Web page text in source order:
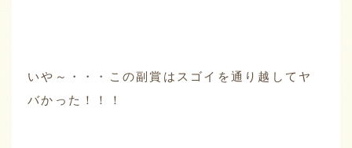
いや～・・・この副賞はスゴイを通り越してヤ
バかった！！！